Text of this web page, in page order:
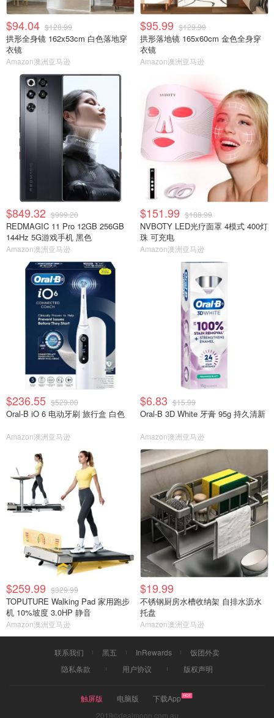
$94.04 $128.99
拱形全身镜 162x53cm 白色落地穿
衣镜
Amazon澳洲亚马逊
$95.99 $129.99
拱形落地镜 165x60cm 金色全身穿
衣镜
Amazon澳洲亚马逊
$849.32 $999.20
REDMAGIC 11 Pro 12GB 256GB
144Hz 5G游戏手机 黑色
Amazon澳洲亚马逊
$151.99 $188.99
NVBOTY LED光疗面罩 4模式 400灯
珠 可充电
Amazon澳洲亚马逊
$236.55 $529.00
Oral-B iO 6 电动牙刷 旅行盒 白色
Amazon澳洲亚马逊
$6.83 $15.99
Oral-B 3D White 牙膏 95g 持久清新
Amazon澳洲亚马逊
$259.99 $329.99
TOPUTURE Walking Pad 家用跑步
机 10%坡度 3.0HP 静音
Amazon澳洲亚马逊
$19.99
不锈钢厨房水槽收纳架 自排水沥水
托盘
Amazon澳洲亚马逊
联系我们 黑五 InRewards
饭团外卖
隐私条款
用户协议 版权声明
触屏版 电脑版
下载App
2019©dealmoon.com.au